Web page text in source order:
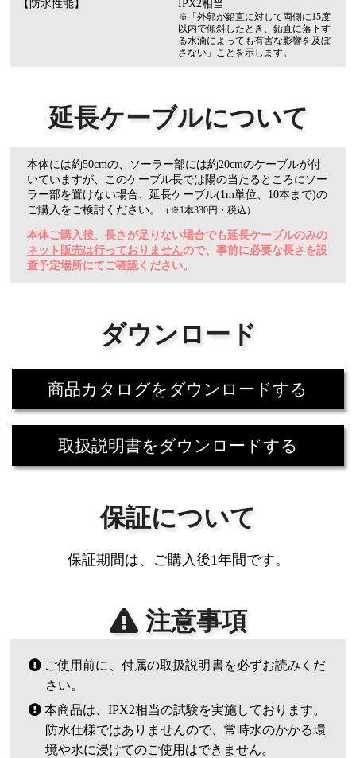
【防水性能】 IPX2相当
※「外郭が鉛直に対して両側に15度
以内で傾斜したとき、鉛直に落下す
る水滴によっても有害な影響を及ぼ
さない」ことを示します。
延長ケーブルについて
本体には約50cmの、ソーラー部には約20cmのケーブルが付
いていますが、このケーブル長では陽の当たるところにソー
ラー部を置けない場合、延長ケーブル(1m単位、10本まで)の
ご購入をご検討ください。
（※1本330円・税込）
本体ご購入後、長さが足りない場合でも延長ケーブルのみの
ネット販売は行っておりませんので、事前に必要な長さを設
置予定場所にてご確認ください。
ダウンロード
商品カタログをダウンロードする
取扱説明書をダウンロードする
保証について
保証期間は、ご購入後1年間です。
注意事項
ご使用前に、付属の取扱説明書を必ずお読みくだ
さい。
本商品は、IPX2相当の試験を実施しております。
防水仕様ではありませんので、常時水のかかる環
境や水に浸けてのご使用はできません。